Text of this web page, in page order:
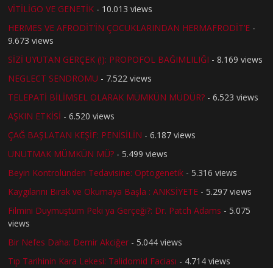
VİTİLİGO VE GENETİK - 10.013 views
HERMES VE AFRODİT’İN ÇOCUKLARINDAN HERMAFRODİT’E -
9.673 views
SİZİ UYUTAN GERÇEK (!): PROPOFOL BAĞIMLILIĞI - 8.169 views
NEGLECT SENDROMU - 7.522 views
TELEPATİ BİLİMSEL OLARAK MÜMKÜN MÜDÜR? - 6.523 views
AŞKIN ETKİSİ - 6.520 views
ÇAĞ BAŞLATAN KEŞİF: PENİSİLİN - 6.187 views
UNUTMAK MÜMKÜN MÜ? - 5.499 views
Beyin Kontrolünden Tedavisine: Optogenetik - 5.316 views
Kaygılarını Bırak ve Okumaya Başla : ANKSİYETE - 5.297 views
Filmini Duymuştum Peki ya Gerçeği?: Dr. Patch Adams - 5.075
views
Bir Nefes Daha: Demir Akciğer - 5.044 views
Tıp Tarihinin Kara Lekesi: Talidomid Faciası - 4.714 views